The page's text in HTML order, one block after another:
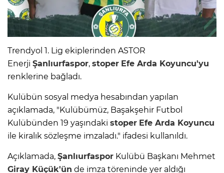
Trendyol 1. Lig ekiplerinden ASTOR
Enerji Şanlıurfaspor, stoper Efe Arda Koyuncu'yu
renklerine bağladı.
Kulübün sosyal medya hesabından yapılan
açıklamada, "Kulübümüz, Başakşehir Futbol
Kulübünden 19 yaşındaki stoper Efe Arda Koyuncu
ile kiralık sözleşme imzaladı." ifadesi kullanıldı.
Açıklamada, Şanlıurfaspor Kulübü Başkanı Mehmet
Giray Küçük'ün de imza töreninde yer aldığı